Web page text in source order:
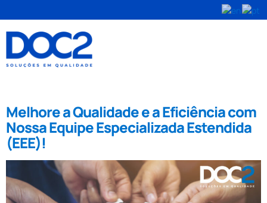
Melhore a Qualidade e a Eficiência com
Nossa Equipe Especializada Estendida
(EEE)!